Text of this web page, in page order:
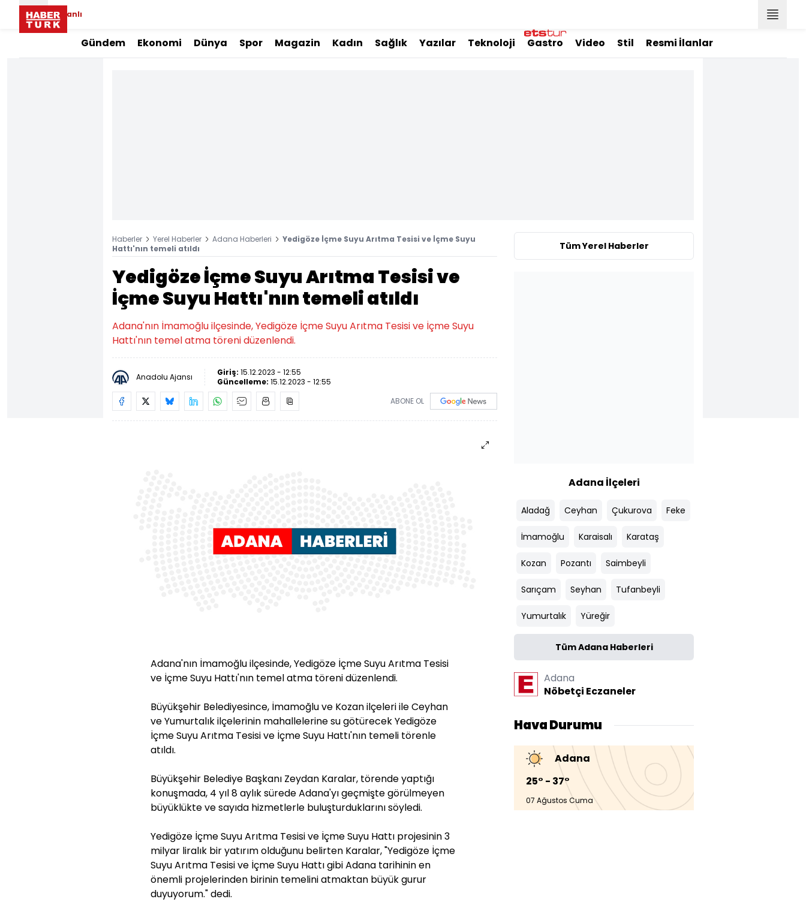
Canlı
Gündem Ekonomi Dünya Spor Magazin Kadın Sağlık Yazılar Teknoloji Gastro Video Stil Resmi İlanlar
Haberler Yerel Haberler Adana Haberleri
Yedigöze İçme Suyu Arıtma Tesisi ve İçme Suyu
Hattı'nın temeli atıldı
Yedigöze İçme Suyu Arıtma Tesisi ve
İçme Suyu Hattı'nın temeli atıldı
Adana'nın İmamoğlu ilçesinde, Yedigöze İçme Suyu Arıtma Tesisi ve İçme Suyu
Hattı'nın temel atma töreni düzenlendi.
Anadolu Ajansı Giriş: 15.12.2023 - 12:55
Güncelleme: 15.12.2023 - 12:55
ABONE OL
Adana'nın İmamoğlu ilçesinde, Yedigöze İçme Suyu Arıtma Tesisi
ve İçme Suyu Hattı'nın temel atma töreni düzenlendi.
Büyükşehir Belediyesince, İmamoğlu ve Kozan ilçeleri ile Ceyhan
ve Yumurtalık ilçelerinin mahallelerine su götürecek Yedigöze
İçme Suyu Arıtma Tesisi ve İçme Suyu Hattı'nın temeli törenle
atıldı.
Büyükşehir Belediye Başkanı Zeydan Karalar, törende yaptığı
konuşmada, 4 yıl 8 aylık sürede Adana'yı geçmişte görülmeyen
büyüklükte ve sayıda hizmetlerle buluşturduklarını söyledi.
Yedigöze İçme Suyu Arıtma Tesisi ve İçme Suyu Hattı projesinin 3
milyar liralık bir yatırım olduğunu belirten Karalar, "Yedigöze İçme
Suyu Arıtma Tesisi ve İçme Suyu Hattı gibi Adana tarihinin en
önemli projelerinden birinin temelini atmaktan büyük gurur
duyuyorum." dedi.
Tüm Yerel Haberler
Adana İlçeleri
Aladağ Ceyhan Çukurova Feke
İmamoğlu Karaisalı Karataş
Kozan Pozantı Saimbeyli
Sarıçam Seyhan Tufanbeyli
Yumurtalık Yüreğir
Tüm Adana Haberleri
Adana
Nöbetçi Eczaneler
Hava Durumu
Adana
25° - 37°
07 Ağustos Cuma